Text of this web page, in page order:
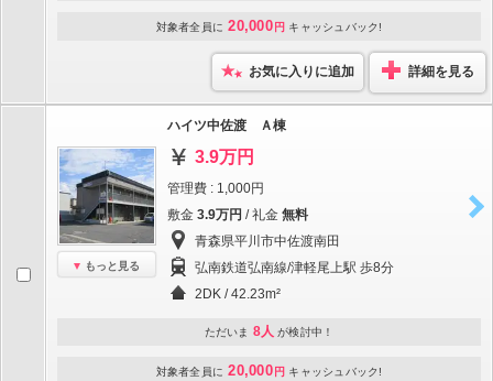
対象者全員に 20,000 円 キャッシュバック!
お気に入りに追加 詳細を見る
もっと見る
ハイツ中佐渡 Ａ棟
3.9万円
管理費 : 1,000円
敷金 3.9万円 / 礼金 無料
青森県平川市中佐渡南田
弘南鉄道弘南線/津軽尾上駅 歩8分
2DK / 42.23m²
ただいま 8人 が検討中！
対象者全員に 20,000 円 キャッシュバック!